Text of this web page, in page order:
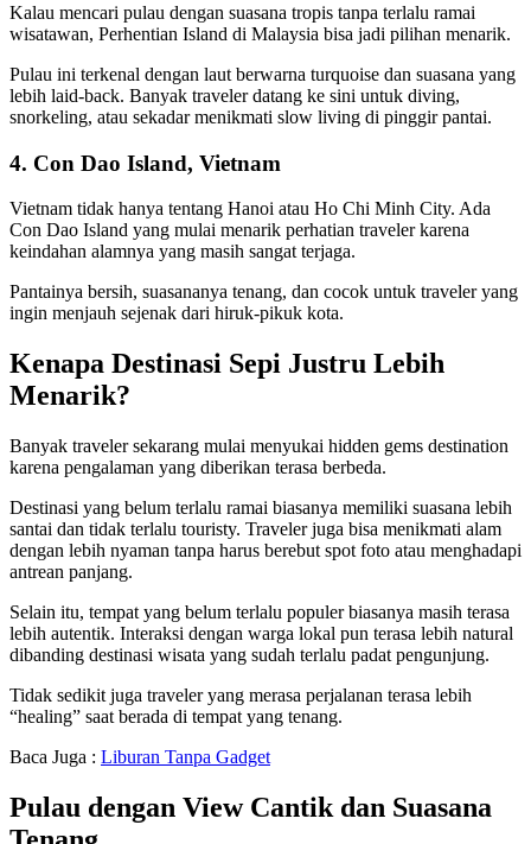
Kalau mencari pulau dengan suasana tropis tanpa terlalu ramai
wisatawan, Perhentian Island di Malaysia bisa jadi pilihan menarik.
Pulau ini terkenal dengan laut berwarna turquoise dan suasana yang
lebih laid-back. Banyak traveler datang ke sini untuk diving,
snorkeling, atau sekadar menikmati slow living di pinggir pantai.
4. Con Dao Island, Vietnam
Vietnam tidak hanya tentang Hanoi atau Ho Chi Minh City. Ada
Con Dao Island yang mulai menarik perhatian traveler karena
keindahan alamnya yang masih sangat terjaga.
Pantainya bersih, suasananya tenang, dan cocok untuk traveler yang
ingin menjauh sejenak dari hiruk-pikuk kota.
Kenapa Destinasi Sepi Justru Lebih
Menarik?
Banyak traveler sekarang mulai menyukai hidden gems destination
karena pengalaman yang diberikan terasa berbeda.
Destinasi yang belum terlalu ramai biasanya memiliki suasana lebih
santai dan tidak terlalu touristy. Traveler juga bisa menikmati alam
dengan lebih nyaman tanpa harus berebut spot foto atau menghadapi
antrean panjang.
Selain itu, tempat yang belum terlalu populer biasanya masih terasa
lebih autentik. Interaksi dengan warga lokal pun terasa lebih natural
dibanding destinasi wisata yang sudah terlalu padat pengunjung.
Tidak sedikit juga traveler yang merasa perjalanan terasa lebih
“healing” saat berada di tempat yang tenang.
Baca Juga : Liburan Tanpa Gadget
Pulau dengan View Cantik dan Suasana